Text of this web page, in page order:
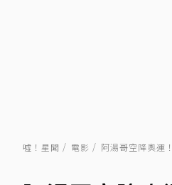
噓！星聞 電影 阿湯哥空降奧運